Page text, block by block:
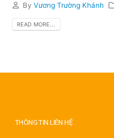
By Vương Trường Khánh
READ MORE...
THÔNG TIN LIÊN HỆ